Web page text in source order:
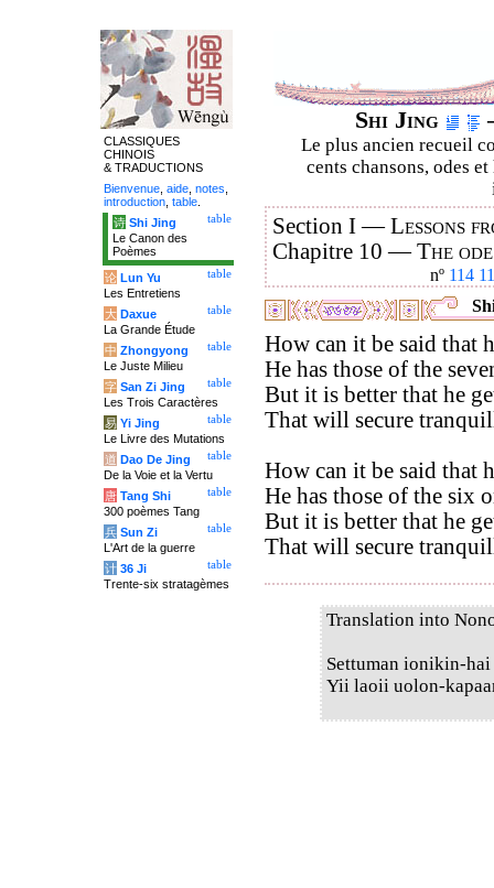
Shi Jing
Le plus ancien recueil
cents chansons, odes
Section I —Lessons
Chapitre 10 —The
nº 114
How can it be said that
He has those of the
But it is better that he
That will secure
How can it be said that
He has those of the six
But it is better that he
That will secure
Translation into
Settuman ionikin-
Yii laoii uolon-
CLASSIQUES
CHINOIS
& TRADUCTIONS
Bienvenue aide notes
introduction table
table
诗 Shi Jing
Le Canon des
Poèmes
table
论 Lun Yu
Les Entretiens
table
大 Daxue
La Grande Étude
table
中 Zhongyong
Le Juste Milieu
table
字 San Zi Jing
Les Trois Caractères
table
易 Yi Jing
Le Livre des Mutations
table
道 Dao De Jing
De la Voie et la Vertu
table
唐 Tang Shi
300 poèmes Tang
table
兵 Sun Zi
L'Art de la guerre
table
计 36 Ji
Trente-six stratagèmes